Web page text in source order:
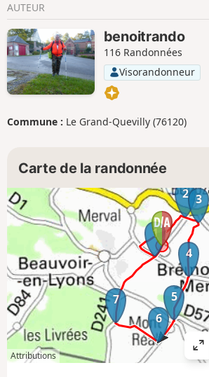
AUTEUR
benoitrando
116 Randonnées
Visorandonneur
Commune : Le Grand-Quevilly (76120)
Carte de la randonnée
1
2 3
4
5
6
7
Attributions
A
ff